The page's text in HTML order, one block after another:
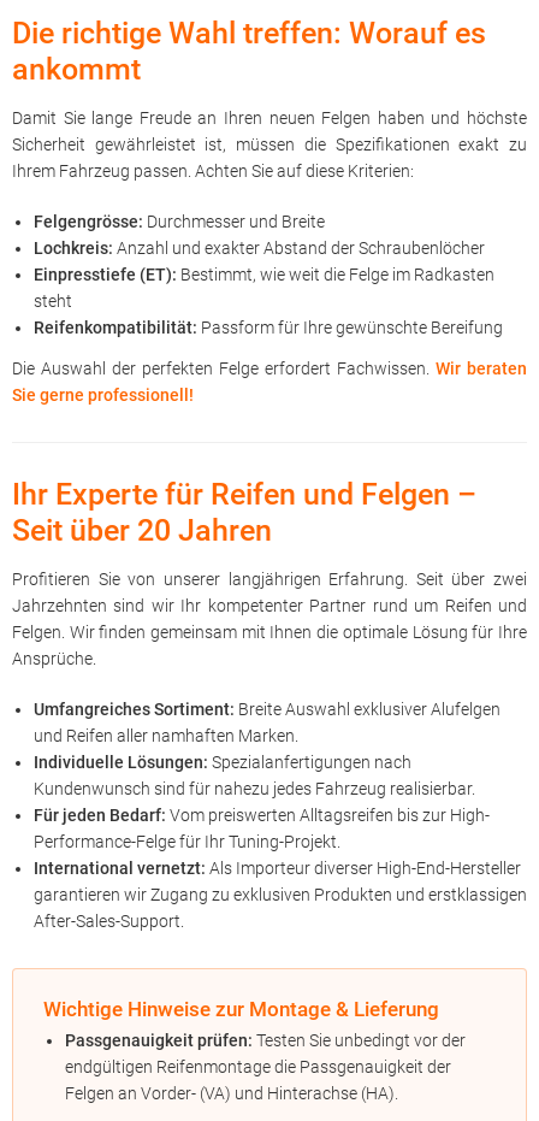
Die richtige Wahl treffen: Worauf es
ankommt
Damit Sie lange Freude an Ihren neuen Felgen haben und höchste
Sicherheit gewährleistet ist, müssen die Spezifikationen exakt zu
Ihrem Fahrzeug passen. Achten Sie auf diese Kriterien:
Felgengrösse: Durchmesser und Breite
Lochkreis: Anzahl und exakter Abstand der Schraubenlöcher
Einpresstiefe (ET): Bestimmt, wie weit die Felge im Radkasten
steht
Reifenkompatibilität: Passform für Ihre gewünschte Bereifung
Die Auswahl der perfekten Felge erfordert Fachwissen. Wir beraten
Sie gerne professionell!
Ihr Experte für Reifen und Felgen –
Seit über 20 Jahren
Profitieren Sie von unserer langjährigen Erfahrung. Seit über zwei
Jahrzehnten sind wir Ihr kompetenter Partner rund um Reifen und
Felgen. Wir finden gemeinsam mit Ihnen die optimale Lösung für Ihre
Ansprüche.
Umfangreiches Sortiment: Breite Auswahl exklusiver Alufelgen
und Reifen aller namhaften Marken.
Individuelle Lösungen: Spezialanfertigungen nach
Kundenwunsch sind für nahezu jedes Fahrzeug realisierbar.
Für jeden Bedarf: Vom preiswerten Alltagsreifen bis zur High-
Performance-Felge für Ihr Tuning-Projekt.
International vernetzt: Als Importeur diverser High-End-Hersteller
garantieren wir Zugang zu exklusiven Produkten und erstklassigen
After-Sales-Support.
Wichtige Hinweise zur Montage & Lieferung
Passgenauigkeit prüfen: Testen Sie unbedingt vor der
endgültigen Reifenmontage die Passgenauigkeit der
Felgen an Vorder- (VA) und Hinterachse (HA).